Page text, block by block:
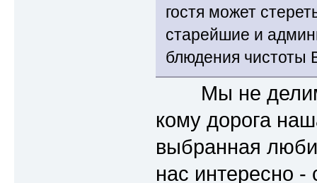
гостя может
старейшие и
блюдения чистоты
Мы не делим
кому дорога
выбранная
нас интересно -